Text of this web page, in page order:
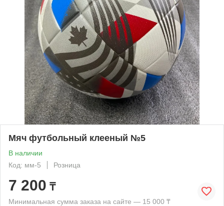
Мяч футбольный клееный №5
В наличии
Код: мм-5
Розница
7 200 ₸
Минимальная сумма заказа на сайте — 15 000 ₸